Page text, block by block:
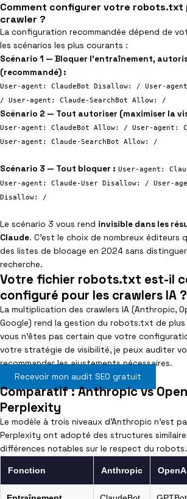
Comment configurer votre robots.txt
crawler ?
La configuration recommandée dépend de
les scénarios les plus courants :
Scénario 1 — Bloquer l’entraînement,
(recommandé) :
User-agent: ClaudeBot Disallow: / User-
/ User-agent: Claude-SearchBot Allow: /
Scénario 2 — Tout autoriser (maximiser la
User-agent: ClaudeBot Allow: / User-agent:
User-agent: Claude-SearchBot Allow: /
Scénario 3 — Tout bloquer : User-agent:
User-agent: Claude-User Disallow: / User-
Disallow: /
Le scénario 3 vous rend invisible dans les
Claude. C’est le choix de nombreux éditeurs
des listes de blocage en 2024 sans
recherche.
Votre fichier robots.txt est-il
configuré pour les crawlers IA ?
La multiplication des crawlers IA (Anthropic,
Google) rend la gestion du robots.txt de plus
vous n’êtes pas certain que votre
votre stratégie de visibilité, je peux auditer
recommander les ajustements nécessaires.
Recevoir mon audit SEO gratuit
Comparatif : Anthropic vs
Perplexity
Le modèle à trois niveaux d’Anthropic n’est
Perplexity ont adopté des structures
différences notables sur le respect du
Fonction Anthropic